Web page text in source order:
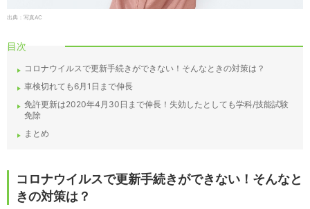
出典：写真AC
目次
コロナウイルスで更新手続きができない！そんなときの対策は？
車検切れても6月1日まで伸長
免許更新は2020年4月30日まで伸長！失効したとしても学科/技能試験
免除
まとめ
コロナウイルスで更新手続きができない！そんなと
きの対策は？